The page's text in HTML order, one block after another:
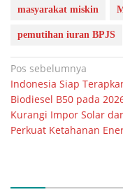
masyarakat miskin
pemutihan iuran BPJS
Navigasi
pos
Pos sebelumnya
Indonesia Siap
Biodiesel B50 pada
Kurangi Impor Solar
Perkuat Ketahanan